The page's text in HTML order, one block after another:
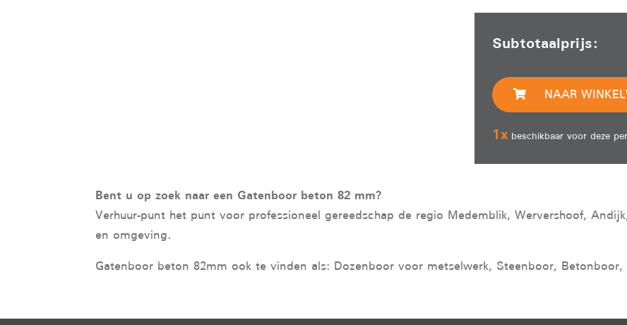
Subtotaalprijs:
NAAR
1x beschikbaar voor deze
Bent u op zoek naar een Gatenboor beton 82 mm?
Verhuur-punt het punt voor professioneel gereedschap de regio Medemblik, Wervershoof,
en omgeving.
Gatenboor beton 82mm ook te vinden als: Dozenboor voor metselwerk, Steenboor,